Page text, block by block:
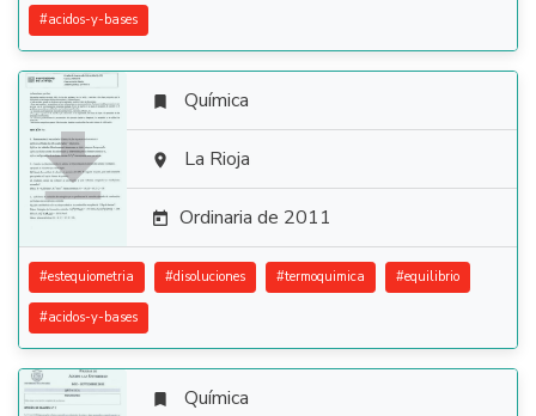
#acidos-y-bases

 Química
 La Rioja
 Ordinaria de 2011
#estequiometria #disoluciones #termoquimica #equilibrio
#acidos-y-bases
 Química